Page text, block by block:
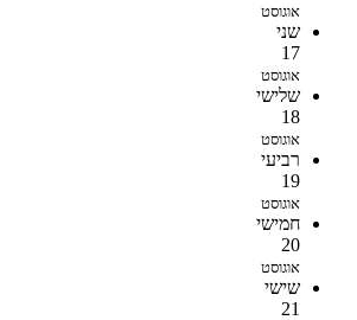
אוגוסט
שני
17
אוגוסט
שלישי
18
אוגוסט
רביעי
19
אוגוסט
חמישי
20
אוגוסט
שישי
21